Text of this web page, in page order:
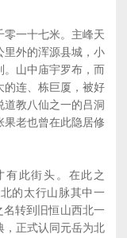
一十七米。主峰天
里外的浑源县城，小
。山中庙宇罗布，而
的连、栋巨厦，被好
教八仙之一的吕洞
老也曾在此隐居修
此街头。在此之
的太行山脉其中一
名转到旧恒山西北一
，正式认同元岳为北